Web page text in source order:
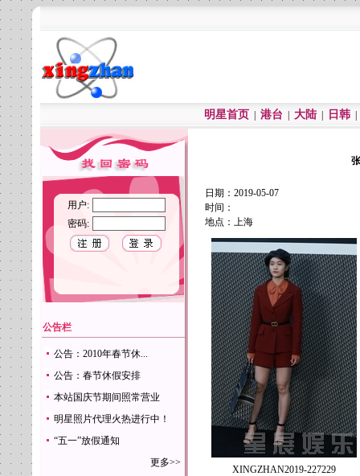
明星首页 港台 大陆 日韩
用户:
密码:
公告栏
公告：2010年春节休...
公告：春节休假安排
本站国庆节期间照常营业
明星照片代理火热进行中！
“五一”放假通知
更多>>
日期：2019-05-07
时间：
地点：上海
XINGZHAN2019-227229